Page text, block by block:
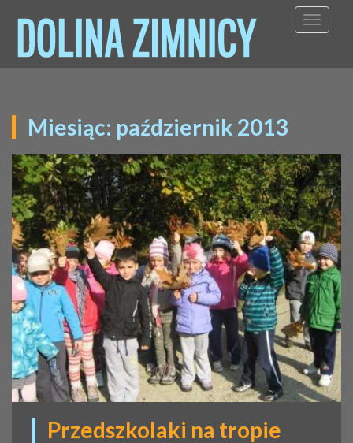
Miesiąc: październik 2013
Przedszkolaki na tropie